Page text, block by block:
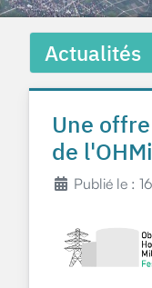
Actualités
Une
de
Publié le :